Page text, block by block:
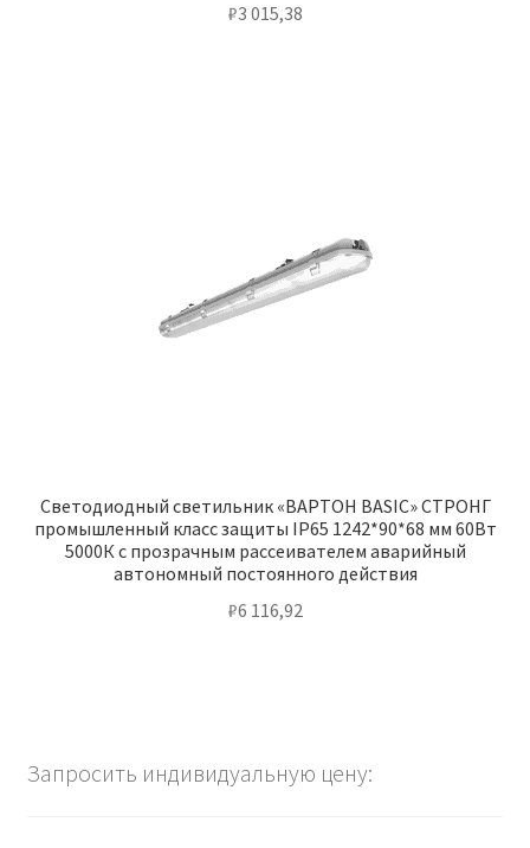
₽3 015,38
Светодиодный светильник «ВАРТОН BASIC» СТРОНГ
промышленный класс защиты IP65 1242*90*68 мм 60Вт
5000К с прозрачным рассеивателем аварийный
автономный постоянного действия
₽6 116,92
Запросить индивидуальную цену: